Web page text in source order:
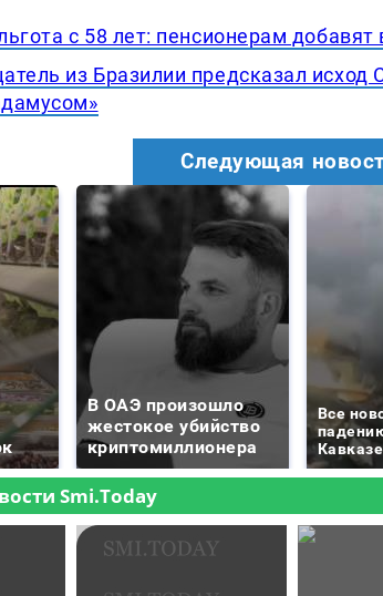
с 58 лет: пенсионерам
из Бразилии предсказал
Следующая
В ОАЭ произошло
жестокое убийство
криптомиллионера
Все